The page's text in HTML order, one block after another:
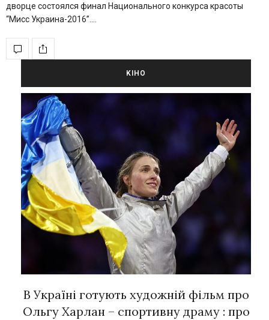
дворце состоялся финал Национального конкурса красоты
“Мисс Украина-2016”.…
KIНО
В Україні готують художній фільм про
Ольгу Харлан – спортивну драму : про